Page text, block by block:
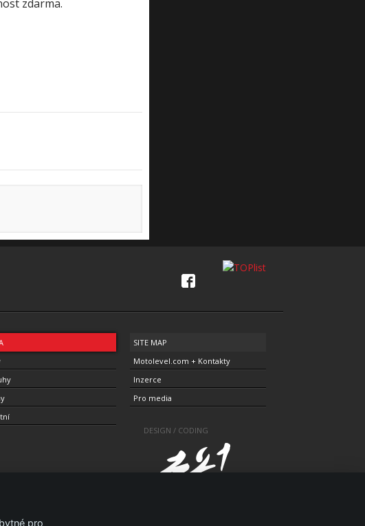
zdarma.
SITE MAP
Motolevel.com + Kontakty
Inzerce
Pro media
DESIGN / CODING
pro